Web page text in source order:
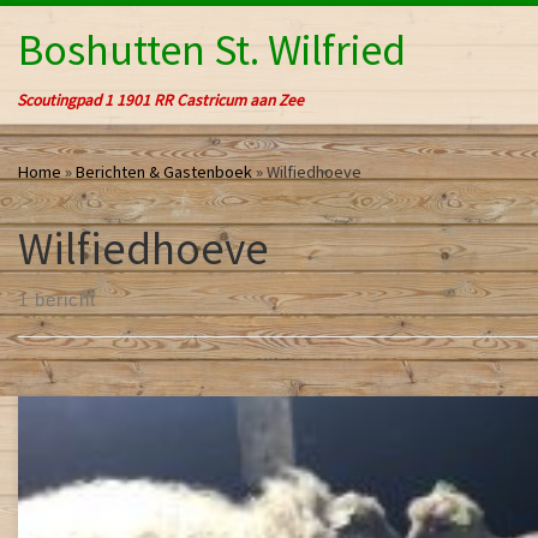
Ga naar inhoud
Boshutten St. Wilfried
Scoutingpad 1 1901 RR Castricum aan Zee
Home »Berichten & Gastenboek»Wilfiedhoeve
Wilfiedhoeve
1 bericht